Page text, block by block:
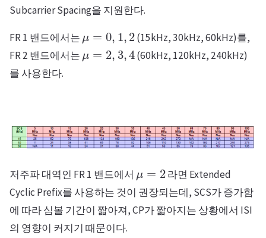
Subcarrier Spacing을 지원한다.
FR 1 밴드에서는 1 2
(15kHz, 30kHz, 60kHz)를,
FR 2 밴드에서는μ 3, 4
(60kHz, 120kHz, 240kHz)
를 사용한다.
저주파 대역인 FR 1 밴드에서
라면 Extended
Cyclic Prefix를 사용하는 것이 권장되는데, SCS가 증가함
에 따라 심볼 기간이 짧아져, CP가 짧아지는 상황에서 ISI
의 영향이 커지기 때문이다.